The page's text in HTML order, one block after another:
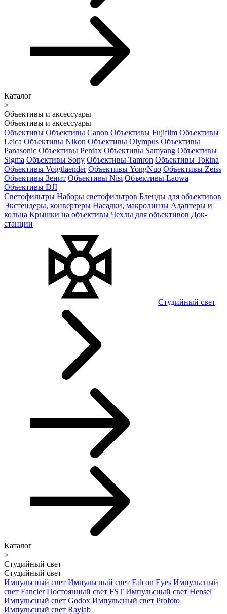
Каталог
>
Объективы и аксессуары
Объективы и аксессуары
Объективы Объективы Canon Объективы Fujifilm Объективы
Leica Объективы Nikon Объективы Olympus Объективы
Panasonic Объективы Pentax Объективы Samyang Объективы
Sigma Объективы Sony Объективы Tamron Объективы Tokina
Объективы Voigtlaender Объективы YongNuo Объективы Zeiss
Объективы Зенит Объективы Nisi Объективы Laowa
Объективы DJI
Светофильтры Наборы светофильтров Бленды для объективов
Экстендеры, конвертеры Насадки, макролинзы Адаптеры и
кольца Крышки на объективы Чехлы для объективов Док-
станции
Студийный свет
Каталог
>
Студийный свет
Студийный свет
Импульсный свет Импульсный свет Falcon Eyes Импульсный
свет Fancier Постоянный свет FST Импульсный свет Hensel
Импульсный свет Godox Импульсный свет Profoto
Импульсный свет Raylab